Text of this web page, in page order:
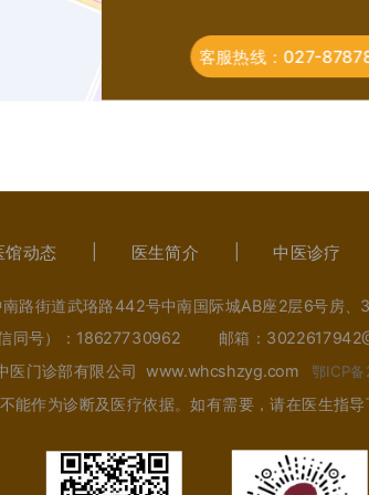
客服热线：027-
馆动态 医生简介 中医诊疗
路街道武珞路442号中南国际城AB座2层6号房、
信同号）：18627730962 邮箱：
医门诊部有限公司 www.whcshzyg.com
鄂ICP
能作为诊断及医疗依据。如有需要，请在医生指